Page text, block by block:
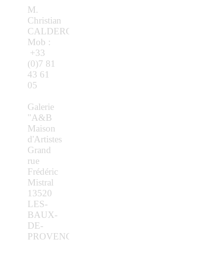
M.
Christian
CALDERON
Mob :
+33
(0)7 81
43 61
05
Galerie
"A&B
Maison
d'Artistes
Grand
rue
Frédéric
Mistral
13520
LES-
BAUX-
DE-
PROVENCE